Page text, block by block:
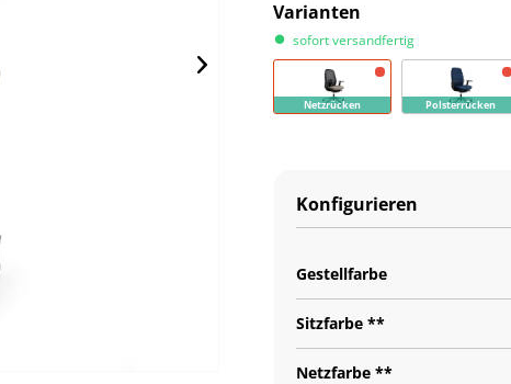
Varianten
sofort versandfertig
Netzrücken Polsterrücken
Konfigurieren
Gestellfarbe
Sitzfarbe **
Netzfarbe **